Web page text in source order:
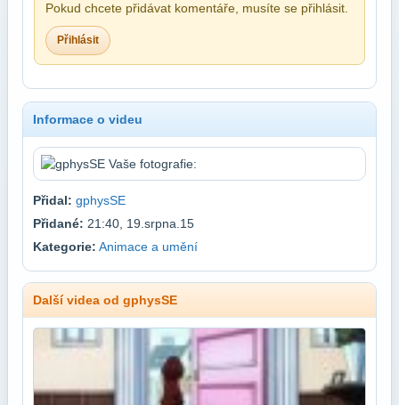
Pokud chcete přidávat komentáře, musíte se přihlásit.
Přihlásit
Informace o videu
Přidal: gphysSE
Přidané: 21:40, 19.srpna.15
Kategorie: Animace a umění
Další videa od gphysSE